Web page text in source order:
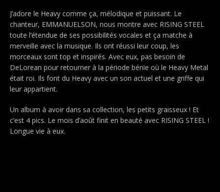
J’adore le Heavy comme ça, mélodique et puissant. Le
chanteur, EMMANUELSON, nous montre avec RISING STEEL
toute l’étendue de ses possibilités vocales et ça matche à
merveille avec la musique. Ils ont réussi leur coup, les
morceaux sont top et inspirés. Avec eux, pas besoin de
DeLorean pour retourner à la période bénie où le Heavy Metal
était roi. Ils font du Heavy avec un son actuel et une griffe qui
leur appartient.
Un album à avoir dans sa collection, les petits graisseux ! Et
c’est 4 pics. Le mois d’août finit en beauté avec RISING STEEL !
Longue vie à eux.